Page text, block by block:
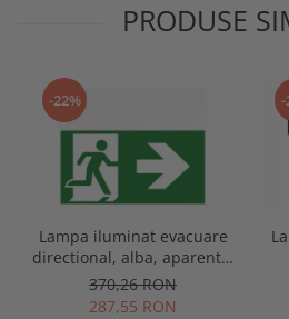
PRODUSE
-22%
Lampa iluminat evacuare
directional, alba, aparenta,
3 ore, 3W, mentinut, test
automat, IP20, Intelight
370,26 RON
287,55 RON
-